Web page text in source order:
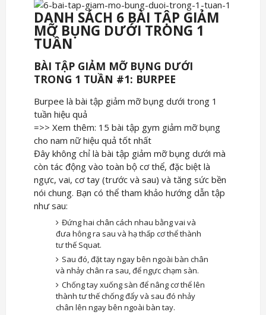
DANH SÁCH 6 BÀI TẬP GIẢM
MỠ BỤNG DƯỚI TRONG 1
TUẦN
BÀI TẬP GIẢM MỠ BỤNG DƯỚI
TRONG 1 TUẦN #1: BURPEE
Burpee là bài tập giảm mỡ bụng dưới trong 1
tuần hiệu quả
=>> Xem thêm: 15 bài tập gym giảm mỡ bụng
cho nam nữ hiệu quả tốt nhất
Đây không chỉ là bài tập giảm mỡ bụng dưới mà
còn tác động vào toàn bộ cơ thể, đặc biệt là
ngực, vai, cơ tay (trước và sau) và tăng sức bền
nói chung. Bạn có thể tham khảo hướng dẫn tập
như sau:
Đứng hai chân cách nhau bằng vai và
đưa hông ra sau và hạ thấp cơ thể thành
tư thế Squat.
Sau đó, đặt tay ngay bên ngoài bàn chân
và nhảy chân ra sau, để ngực chạm sàn.
Chống tay xuống sàn để nâng cơ thể lên
thành tư thế chống đẩy và sau đó nhảy
chân lên ngay bên ngoài bàn tay.